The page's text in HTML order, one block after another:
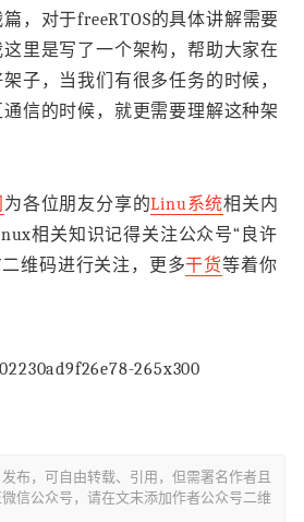
，对于freeRTOS的具体讲解需要
里是写了一个架构，帮助大家在
子，当我们有很多任务的时候，
信的时候，就更需要理解这种架
为各位朋友分享的Linu系统相关内
相关知识记得关注公众号“良许
维码进行关注，更多干货等着你
发布，可自由转载、引用，但需署名作者且
信公众号，请在文末添加作者公众号二维